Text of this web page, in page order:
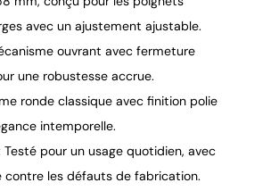
avec un ajustement ajustable.
ouvrant avec fermeture
une robustesse accrue.
ronde classique avec finition polie
intemporelle.
Testé pour un usage quotidien, avec
contre les défauts de fabrication.